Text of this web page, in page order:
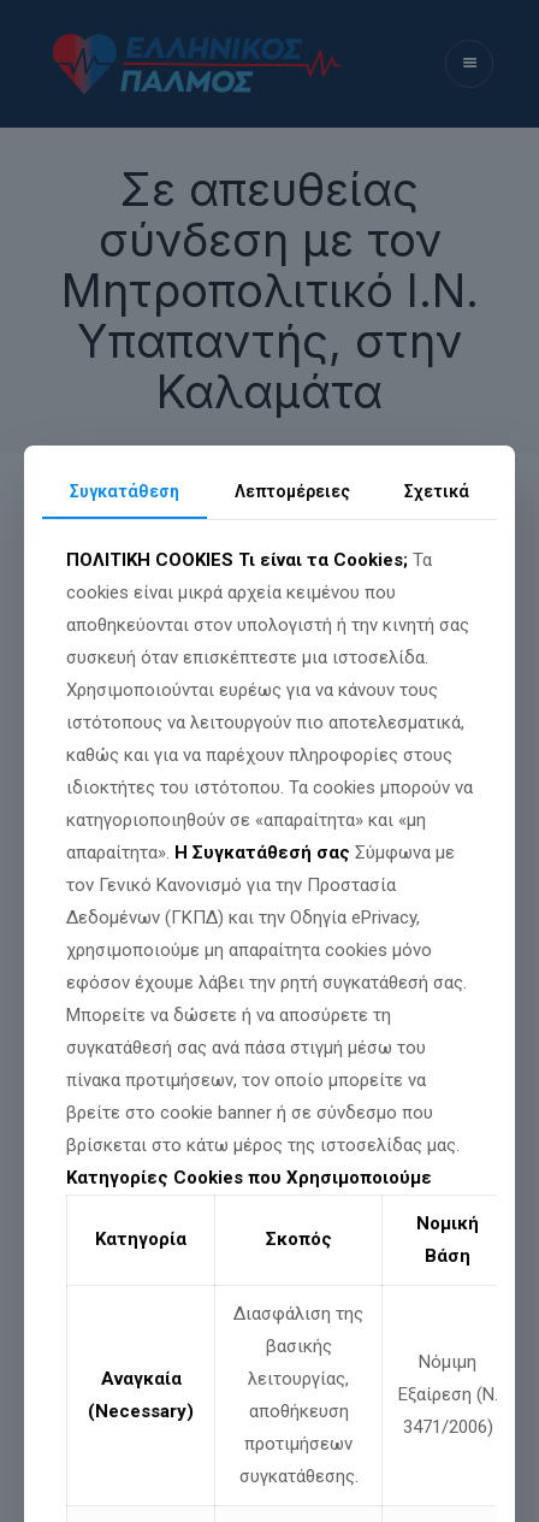
Σε απευθείας
σύνδεση με τον
Μητροπολιτικό Ι.Ν.
Υπαπαντής, στην
Καλαμάτα
Παναγίας Υπαπαντής Πολιούχου της Καλαμάτας,
παρακολουθείτε την ακολουθία του Όρθρου και το
Αρχιερατικό Συλλείτουργο της εορτής της Υπαπαντής του
Κυρίου.
ref=watch_permalink&v=867998482792140&t=9
στην Καλαμάτα,η Πολυαρχιερατική Θεία Λειτουργία και η
λιτάνευση της Iερής Eικόνας.
https://www.facebook.com/watch/live/?
Μοιράσου
Σχετικές αναρτήσεις
Συγκατάθεση Λεπτομέρειες Σχετικά
ΠΟΛΙΤΙΚΗ COOKIES Τι είναι τα Cookies; Τα
cookies είναι μικρά αρχεία κειμένου που
αποθηκεύονται στον υπολογιστή ή την κινητή σας
συσκευή όταν επισκέπτεστε μια ιστοσελίδα.
Χρησιμοποιούνται ευρέως για να κάνουν τους
ιστότοπους να λειτουργούν πιο αποτελεσματικά,
καθώς και για να παρέχουν πληροφορίες στους
ιδιοκτήτες του ιστότοπου. Τα cookies μπορούν να
κατηγοριοποιηθούν σε «απαραίτητα» και «μη
απαραίτητα». Η Συγκατάθεσή σας Σύμφωνα με
τον Γενικό Κανονισμό για την Προστασία
Δεδομένων (ΓΚΠΔ) και την Οδηγία ePrivacy,
χρησιμοποιούμε μη απαραίτητα cookies μόνο
εφόσον έχουμε λάβει την ρητή συγκατάθεσή σας.
Μπορείτε να δώσετε ή να αποσύρετε τη
συγκατάθεσή σας ανά πάσα στιγμή μέσω του
πίνακα προτιμήσεων, τον οποίο μπορείτε να
βρείτε στο cookie banner ή σε σύνδεσμο που
βρίσκεται στο κάτω μέρος της ιστοσελίδας μας.
Κατηγορίες Cookies που Χρησιμοποιούμε
Κατηγορία Σκοπός
Νομική
Βάση
Αναγκαία
(Necessary)
Διασφάλιση της
βασικής
λειτουργίας,
αποθήκευση
προτιμήσεων
συγκατάθεσης.
Νόμιμη
Εξαίρεση (Ν.
3471/2006)